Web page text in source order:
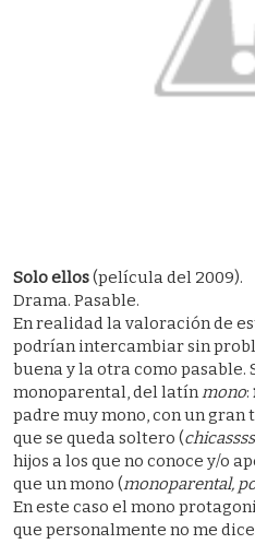
Solo ellos(película del 2009).
Drama. Pasable.
En realidad la valoración de
podrían intercambiar sin
buena y la otra como
monoparental, del latínmono:
padre muy mono, con un
que se queda soltero (chicassss
hijos a los que no conoce y/o
que un mono (monoparental,
En este caso el mono
que personalmente no me